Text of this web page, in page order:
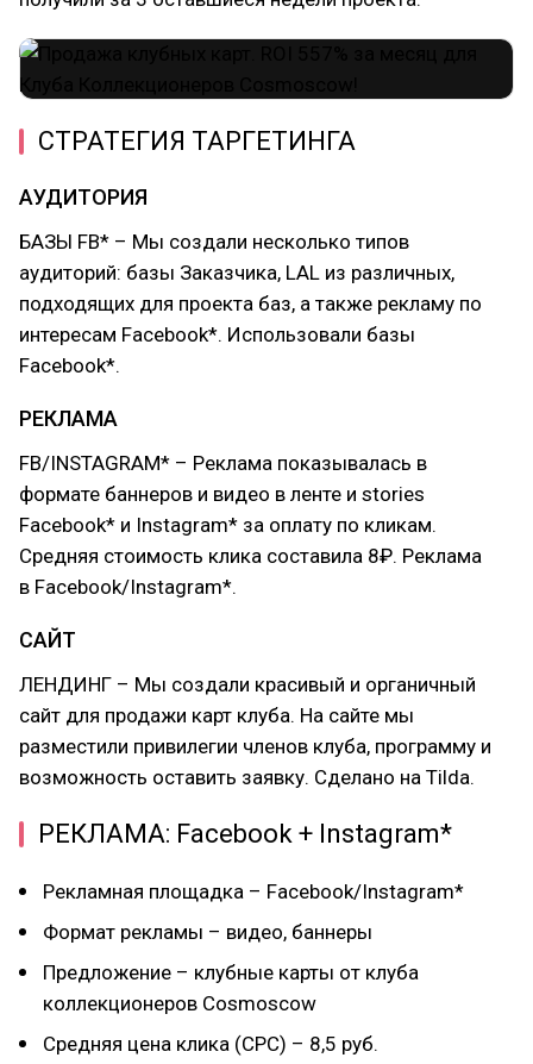
СТРАТЕГИЯ ТАРГЕТИНГА
АУДИТОРИЯ
БАЗЫ FB* – Мы создали несколько типов
аудиторий: базы Заказчика, LAL из различных,
подходящих для проекта баз, а также рекламу по
интересам Facebook*. Использовали базы
Facebook*.
РЕКЛАМА
FB/INSTAGRAM* – Реклама показывалась в
формате баннеров и видео в ленте и stories
Facebook* и Instagram* за оплату по кликам.
Средняя стоимость клика составила 8₽. Реклама
в Facebook/Instagram*.
САЙТ
ЛЕНДИНГ – Мы создали красивый и органичный
сайт для продажи карт клуба. На сайте мы
разместили привилегии членов клуба, программу и
возможность оставить заявку. Сделано на Tilda.
РЕКЛАМА: Facebook + Instagram*
Рекламная площадка – Facebook/Instagram*
Формат рекламы – видео, баннеры
Предложение – клубные карты от клуба
коллекционеров Cosmoscow
Средняя цена клика (CPC) – 8,5 руб.